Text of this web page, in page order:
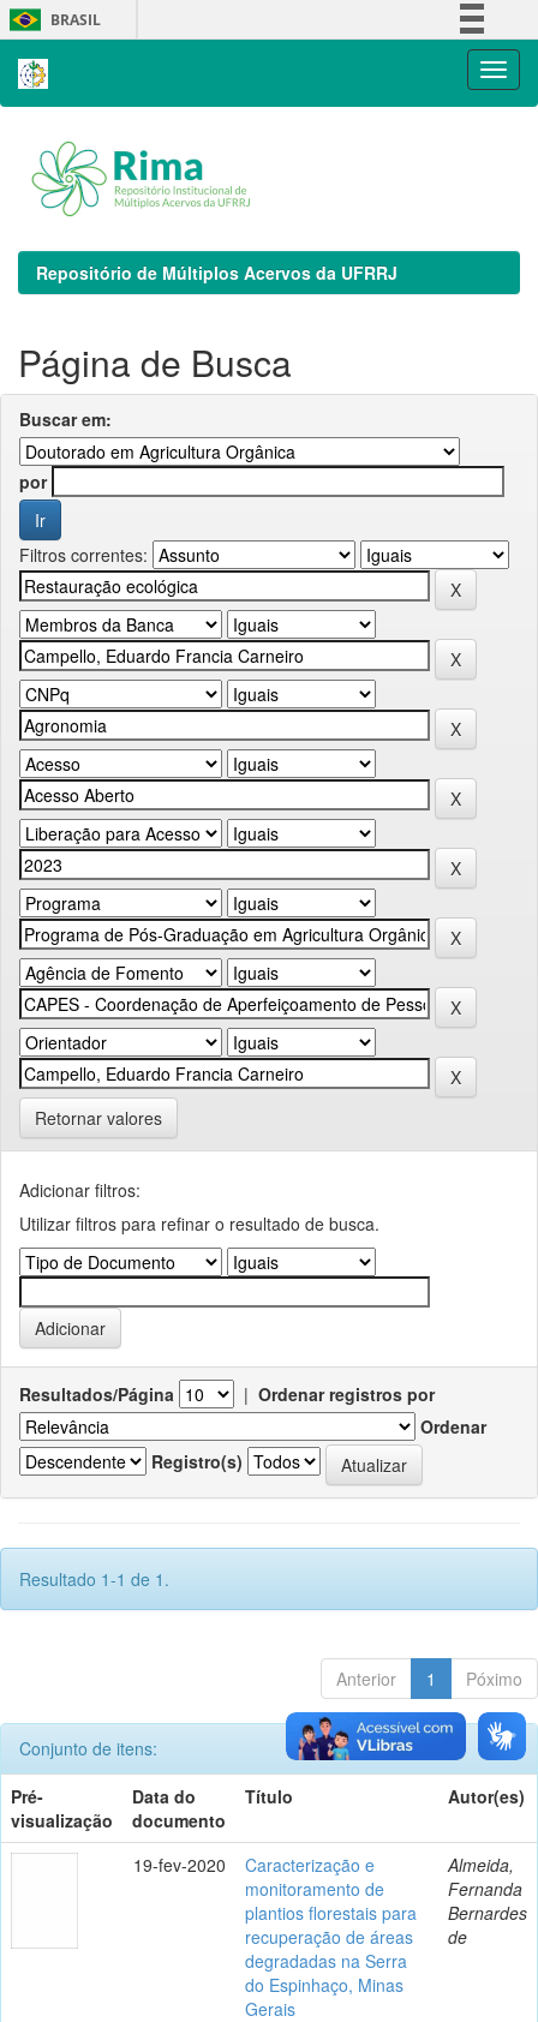
Skip
navigation
BRASIL
Repositório de Múltiplos Acervos da UFRRJ
Página de Busca
Buscar em:
por
Filtros correntes:
Retornar valores
Adicionar filtros:
Utilizar filtros para refinar o resultado de busca.
Resultados/Página | Ordenar registros por
Ordenar
Registro(s)
Resultado 1-1 de 1.
Anterior 1 Póximo
Conjunto de itens:
Pré-
visualização
Data do
documento
Título Autor(es)
19-fev-2020
Caracterização e
monitoramento de
plantios florestais para
recuperação de áreas
degradadas na Serra
do Espinhaço, Minas
Gerais
Almeida,
Fernanda
Bernardes
de